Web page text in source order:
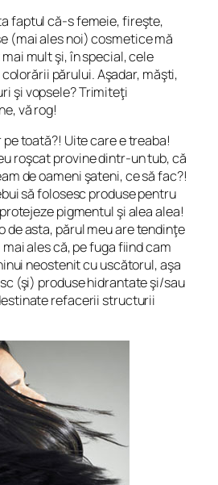
faptul că-s femeie, fireşte,
(mai ales noi) cosmetice mă
mult şi, în special, cele
părului. Aşadar, măşti,
şi vopsele? Trimiteţi
vă rog!
toată?! Uite care e treaba!
roşcat provine dintr-un tub, că
de oameni şateni, ce să fac?!
să folosesc produse pentru
pigmentul şi alea alea!
de asta, părul meu are tendinţe
ales că, pe fuga fiind cam
neostenit cu uscătorul, aşa
(şi) produse hidrantate şi/sau
refacerii structurii